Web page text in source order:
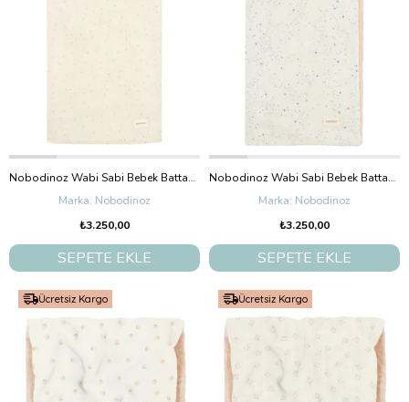
Nobodinoz Wabi Sabi Bebek Battaniye, Honey Sweet Dots
Nobodinoz
₺3.250,00
SEPETE EKLE
Nobodinoz Wabi Sabi Bebek Battaniye, Blue Milky Way
Nobodinoz
₺3.250,00
SEPETE EKLE
Ücretsiz Kargo Ücretsiz Kargo